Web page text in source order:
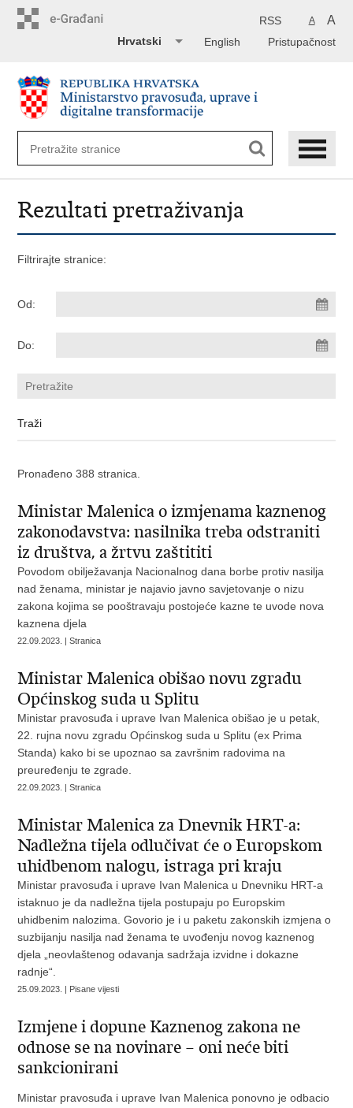
A A
RSS
Pristupačnost
English
Hrvatski
Rezultati pretraživanja
Filtrirajte stranice:
Od:
Do:
Pronađeno 388 stranica.
Ministar Malenica o izmjenama kaznenog
zakonodavstva: nasilnika treba odstraniti
iz društva, a žrtvu zaštititi
Povodom obilježavanja Nacionalnog dana borbe protiv nasilja
nad ženama, ministar je najavio javno savjetovanje o nizu
zakona kojima se pooštravaju postojeće kazne te uvode nova
kaznena djela
22.09.2023. | Stranica
Ministar Malenica obišao novu zgradu
Općinskog suda u Splitu
Ministar pravosuđa i uprave Ivan Malenica obišao je u petak,
22. rujna novu zgradu Općinskog suda u Splitu (ex Prima
Standa) kako bi se upoznao sa završnim radovima na
preuređenju te zgrade.
22.09.2023. | Stranica
Ministar Malenica za Dnevnik HRT-a:
Nadležna tijela odlučivat će o Europskom
uhidbenom nalogu, istraga pri kraju
Ministar pravosuđa i uprave Ivan Malenica u Dnevniku HRT-a
istaknuo je da nadležna tijela postupaju po Europskim
uhidbenim nalozima. Govorio je i u paketu zakonskih izmjena o
suzbijanju nasilja nad ženama te uvođenju novog kaznenog
djela „neovlaštenog odavanja sadržaja izvidne i dokazne
radnje“.
25.09.2023. | Pisane vijesti
Izmjene i dopune Kaznenog zakona ne
odnose se na novinare – oni neće biti
sankcionirani
Ministar pravosuđa i uprave Ivan Malenica ponovno je odbacio